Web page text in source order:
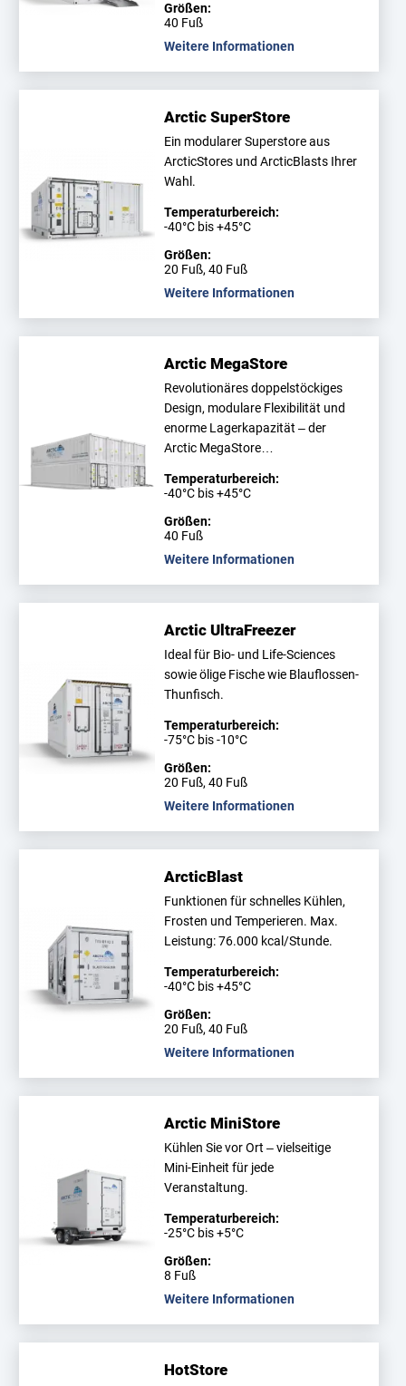
Größen:
40 Fuß
Weitere Informationen
Arctic SuperStore
Ein modularer Superstore aus
ArcticStores und ArcticBlasts Ihrer
Wahl.
Temperaturbereich:
-40°C bis +45°C
Größen:
20 Fuß, 40 Fuß
Weitere Informationen
Arctic MegaStore
Revolutionäres doppelstöckiges
Design, modulare Flexibilität und
enorme Lagerkapazität – der
Arctic MegaStore…
Temperaturbereich:
-40°C bis +45°C
Größen:
40 Fuß
Weitere Informationen
Arctic UltraFreezer
Ideal für Bio- und Life-Sciences
sowie ölige Fische wie Blauflossen-
Thunfisch.
Temperaturbereich:
-75°C bis -10°C
Größen:
20 Fuß, 40 Fuß
Weitere Informationen
ArcticBlast
Funktionen für schnelles Kühlen,
Frosten und Temperieren. Max.
Leistung: 76.000 kcal/Stunde.
Temperaturbereich:
-40°C bis +45°C
Größen:
20 Fuß, 40 Fuß
Weitere Informationen
Arctic MiniStore
Kühlen Sie vor Ort – vielseitige
Mini-Einheit für jede
Veranstaltung.
Temperaturbereich:
-25°C bis +5°C
Größen:
8 Fuß
Weitere Informationen
HotStore